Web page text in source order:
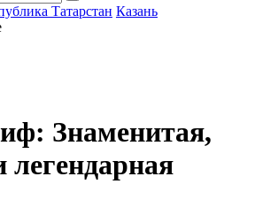
Татарстан Казань
Знаменитая,
легендарная